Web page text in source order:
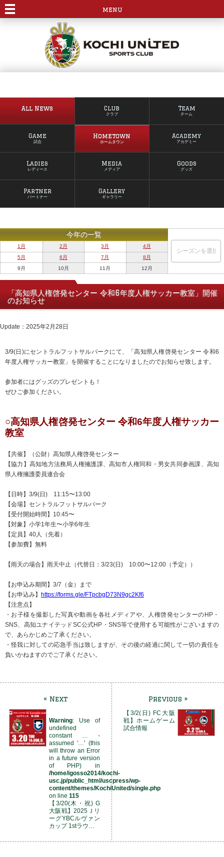
menu
All News Club
クラブ
Team
チーム
Game
試合
Hometown
ホームタウン
Academy
アカデミー
Ladies
レディース
Media
メディア
Goods
グッズ
Partner
パートナー
Gallery
ギャラリー
今年の一覧
1月 2月 3月
4月
5月
6月 7月
8月
9月
10月 11月 12月
「高知県人権啓発センター 令和6年度人権サッカー教室」開催
のお知らせ
Update：2025年2月28日
3/9(日)にセントラルフットサルパークにて、「高知県人権啓発センター 令和6
年度人権サッカー教室」を開催することになりましたのでお知らせ致します。
参加者にはグッズのプレゼントも！
ぜひご参加ください。
○高知県人権啓発センター 令和6年度人権サッカー
教室
【共催】（公財）高知県人権啓発センター
【協力】高知地方法務局人権擁護課、高知市人権同和・男女共同参画課、高知
県人権擁護委員連合会
【日時】3/9(日) 11:15〜13:00
【会場】セントラルフットサルパーク
【受付開始時間】10:45〜
【対象】小学1年生〜小学6年生
【定員】40人（先着）
【参加費】無料
【雨天の場合】雨天中止（代替日：3/23(日) 10:00〜12:00（予定））
【お申込み期間】3/7（金）まで
【お申込み】 https://forms.gle/FTpcbgD73N9gc2Kf6
【注意点】
・お子様を撮影した写真や動画を各社メディアや、人権啓発センターのHP・
SNS、高知ユナイテッドSC公式HP・SNS等で使用する可能性がございますの
で、あらかじめご了承ください。
・怪我に対しての応急手当は致しますが、その後の経過に関して一切の責任を
負いかねますのでご了承ください。
« Next
Warning: Use of
undefined
constant … -
assumed '…' (this
will throw an Error
in a future version
of PHP) in
/home/igosso2014/kochi-
usc.jp/public_html/uscpress/wp-
content/themes/KochiUnited/single.php
on line 115
【3/20(木・祝) G
大阪戦】2025Ｊリ
ーグYBCルヴァン
カップ 1stラウ…
Previous »
【3/2(日) FC大阪
戦】ホームゲーム
試合情報